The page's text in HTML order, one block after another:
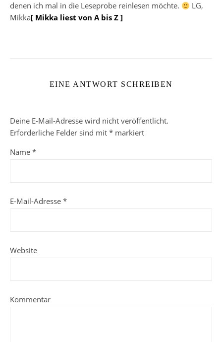
denen ich mal in die Leseprobe reinlesen möchte.
LG,
Mikka[ Mikka liest von A bis Z ]
EINE ANTWORT SCHREIBEN
Deine E-Mail-Adresse wird nicht veröffentlicht.
Erforderliche Felder sind mit * markiert
Name *
E-Mail-Adresse *
Website
Kommentar